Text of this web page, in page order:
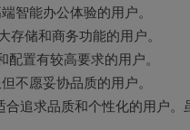
智能办公体验的用户。
存储和商务功能的用户。
配置有较高要求的用户。
不愿妥协品质的用户。
追求品质和个性化的用户